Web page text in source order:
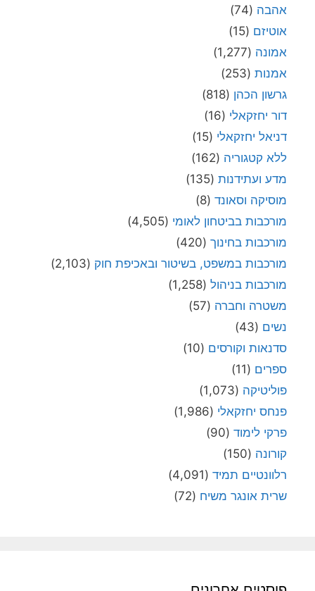
אהבה (74)
אוטיזם (15)
אמונה (1,277)
אמנות (253)
גרשון הכהן (818)
דור יחזקאלי (16)
דניאל יחזקאלי (15)
ללא קטגוריה (162)
מדע ועתידנות (135)
מוסיקה וסאונד (8)
מורכבות בביטחון לאומי (4,505)
מורכבות בחינוך (420)
מורכבות במשפט, בשיטור ובאכיפת חוק (2,103)
מורכבות בניהול (1,258)
משטרה וחברה (57)
נשים (43)
סדנאות וקורסים (10)
ספרים (11)
פוליטיקה (1,073)
פנחס יחזקאלי (1,986)
פרקי לימוד (90)
קורונה (150)
רלוונטיים תמיד (4,091)
שרית אונגר משיח (72)